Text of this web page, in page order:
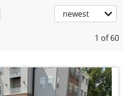
newest
1 of 60